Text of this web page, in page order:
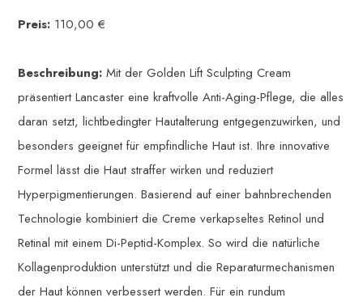
Preis: 110,00 €
Beschreibung:Mit der Golden Lift Sculpting Cream
präsentiert Lancaster eine kraftvolle Anti-Aging-Pflege, die alles
daran setzt, lichtbedingter Hautalterung entgegenzuwirken, und
besonders geeignet für empfindliche Haut ist. Ihre innovative
Formel lässt die Haut straffer wirken und reduziert
Hyperpigmentierungen. Basierend auf einer bahnbrechenden
Technologie kombiniert die Creme verkapseltes Retinol und
Retinal mit einem Di-Peptid-Komplex. So wird die natürliche
Kollagenproduktion unterstützt und die Reparaturmechanismen
der Haut können verbessert werden. Für ein rundum